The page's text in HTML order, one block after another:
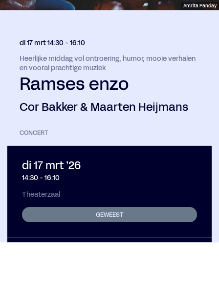
Amrita Panday
Ramses enzo
Cor Bakker & Maarten Heijmans
Heerlijke middag vol ontroering, humor, mooie verhalen
en vooral prachtige muziek
di 17 mrt14:30 - 16:10
CONCERT
di 17 mrt ’26
14:30 - 16:10
Theaterzaal
GEWEEST